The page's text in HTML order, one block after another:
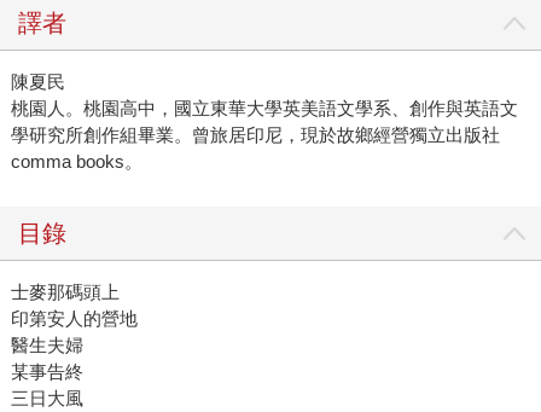
譯者
陳夏民
桃園人。桃園高中，國立東華大學英美語文學系、創作與英語文
學研究所創作組畢業。曾旅居印尼，現於故鄉經營獨立出版社
comma books。
目錄
士麥那碼頭上
印第安人的營地
醫生夫婦
某事告終
三日大風